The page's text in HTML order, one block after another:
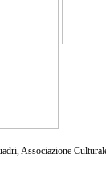
Associazione